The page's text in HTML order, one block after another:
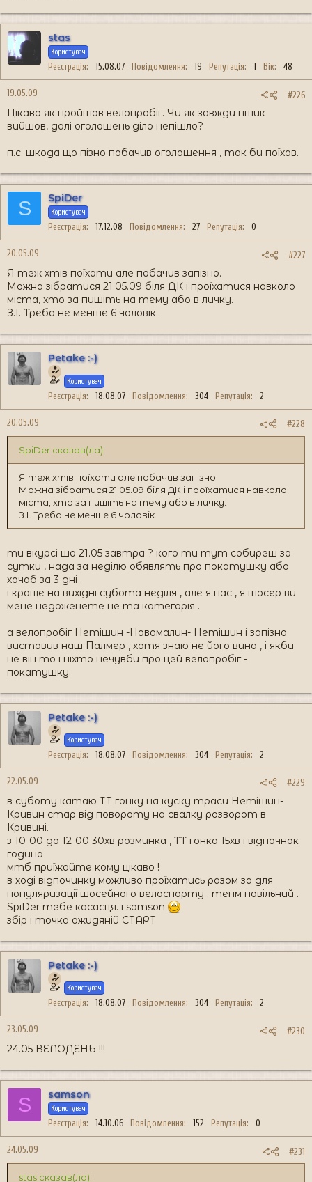
stas
Користувач
Реєстрація 15.08.07 Повідомлення 19 Репутація 1 Вік 48
19.05.09 #226
Цікаво як пройшов велопробіг. Чи як завжди пшик
вийшов, далі оголошень діло непішло?
п.с. шкода що пізно побачив оголошення , так би поїхав.
S SpiDer
Користувач
Реєстрація 17.12.08 Повідомлення 27 Репутація 0
20.05.09 #227
Я теж хтів поїхати але побачив запізно.
Можна зібратися 21.05.09 біля ДК і проїхатися навколо
міста, хто за пишіть на тему або в личку.
З.І. Треба не менше 6 чоловік.
Petake :-)
Користувач
Реєстрація 18.08.07 Повідомлення 304 Репутація 2
20.05.09 #228
SpiDer сказав(ла):
Я теж хтів поїхати але побачив запізно.
Можна зібратися 21.05.09 біля ДК і проїхатися навколо
міста, хто за пишіть на тему або в личку.
З.І. Треба не менше 6 чоловік.
ти вкурсі шо 21.05 завтра ? кого ти тут собиреш за
сутки , нада за неділю обявлять про покатушку або
хочаб за 3 дні .
і краще на вихідні субота неділя , але я пас , я шосер ви
мене недоженете не та категорія .
а велопробіг Нетішин -Новомалин- Нетішин і запізно
виставив наш Палмер , хотя знаю не його вина , і якби
не він то і ніхто нечувби про цей велопробіг -
покатушку.
Petake :-)
Користувач
Реєстрація 18.08.07 Повідомлення 304 Репутація 2
22.05.09 #229
в суботу катаю ТТ гонку на куску траси Нетішин-
Кривин стар від повороту на свалку розворот в
Кривині.
з 10-00 до 12-00 30хв розминка , ТТ гонка 15хв і відпочнок
година
мтб приїжайте кому цікаво !
в ході відпочинку можливо проїхатись разом за для
популяризації шосейного велоспорту . тепм повільний .
SpiDer тебе касаєця. і samson
збір і точка ожидяній СТАРТ
Petake :-)
Користувач
Реєстрація 18.08.07 Повідомлення 304 Репутація 2
23.05.09 #230
24.05 ВЕЛОДЕНЬ !!!
S samson
Користувач
Реєстрація 14.10.06 Повідомлення 152 Репутація 0
24.05.09 #231
stas сказав(ла):